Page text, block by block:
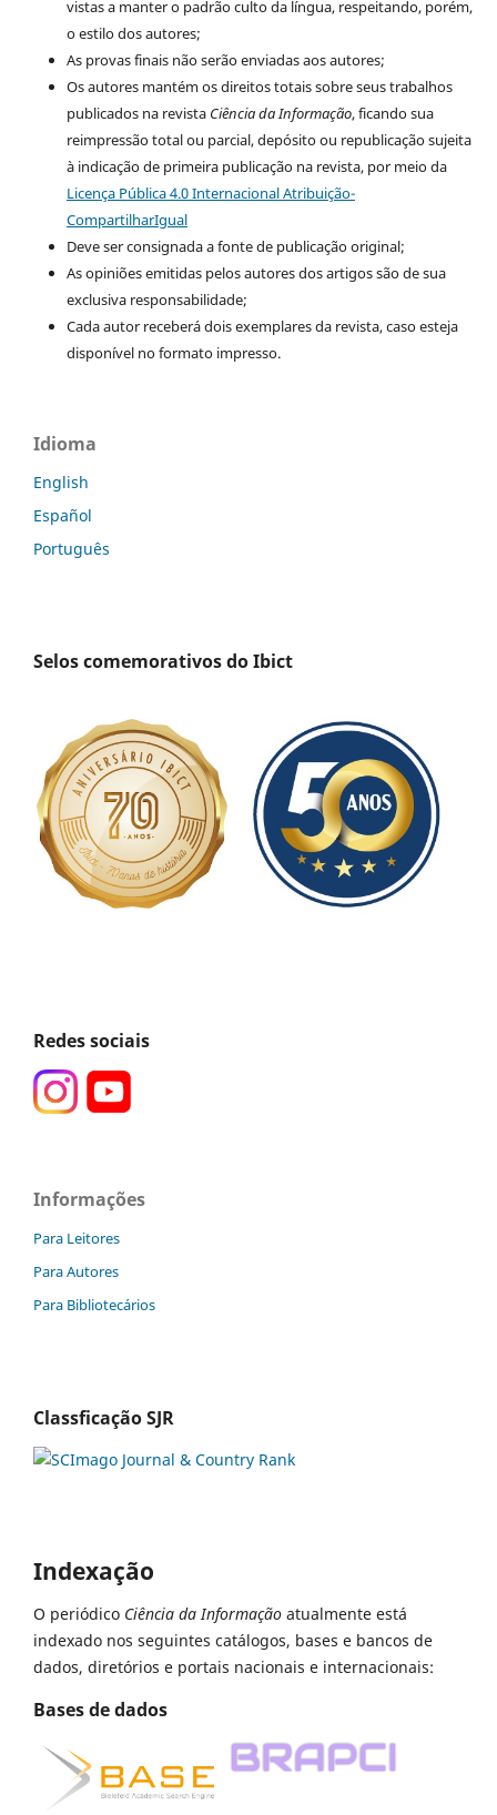
vistas a manter o padrão culto da língua, respeitando, porém,
o estilo dos autores;
As provas finais não serão enviadas aos autores;
Os autores mantém os direitos totais sobre seus trabalhos
publicados na revista Ciência da Informação, ficando sua
reimpressão total ou parcial, depósito ou republicação sujeita
à indicação de primeira publicação na revista, por meio da
Licença Pública 4.0 Internacional Atribuição-
CompartilharIgual
Deve ser consignada a fonte de publicação original;
As opiniões emitidas pelos autores dos artigos são de sua
exclusiva responsabilidade;
Cada autor receberá dois exemplares da revista, caso esteja
disponível no formato impresso.
Idioma
English
Español
Português
Selos comemorativos do Ibict
Redes sociais
Informações
Para Leitores
Para Autores
Para Bibliotecários
Classficação SJR
Indexação
O periódico Ciência da Informação atualmente está
indexado nos seguintes catálogos, bases e bancos de
dados, diretórios e portais nacionais e internacionais:
Bases de dados